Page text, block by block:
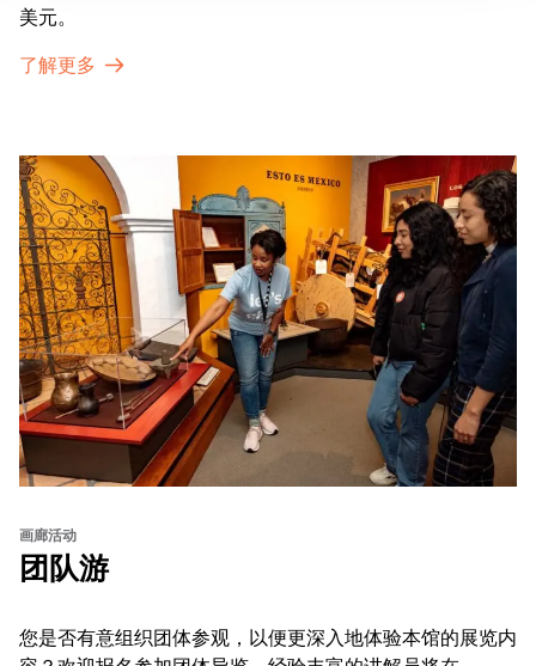
美元。
了解更多
画廊活动
团队游
您是否有意组织团体参观，以便更深入地体验本馆的展览内